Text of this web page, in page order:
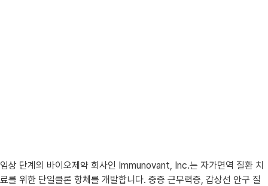
임상 단계의 바이오제약 회사인 Immunovant, Inc.는 자가면역 질환 치
료를 위한 단일클론 항체를 개발합니다. 중증 근무력증, 갑상선 안구 질